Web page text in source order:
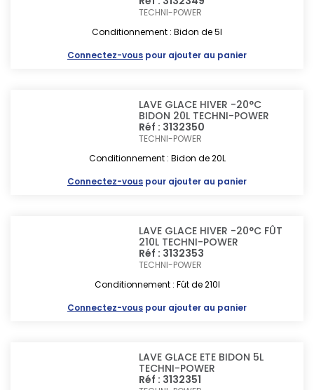
TECHNI-POWER
Conditionnement : Bidon de 5l
Connectez-vous pour ajouter au panier
LAVE GLACE HIVER -20°C
BIDON 20L TECHNI-POWER
Réf : 3132350
TECHNI-POWER
Conditionnement : Bidon de 20L
Connectez-vous pour ajouter au panier
LAVE GLACE HIVER -20°C FÛT
210L TECHNI-POWER
Réf : 3132353
TECHNI-POWER
Conditionnement : Fût de 210l
Connectez-vous pour ajouter au panier
LAVE GLACE ETE BIDON 5L
TECHNI-POWER
Réf : 3132351